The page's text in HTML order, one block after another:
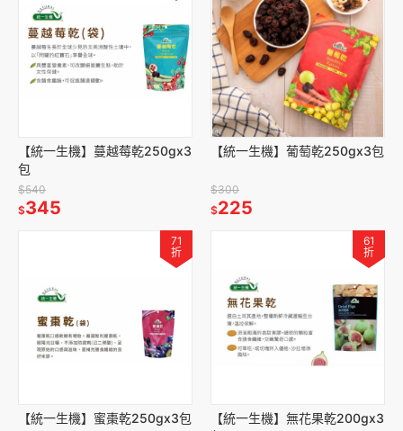
【統一生機】蔓越莓乾250gx3
包
$540
$345
【統一生機】葡萄乾250gx3包
$300
$225
71
折
【統一生機】蜜棗乾250gx3包
61
折
【統一生機】無花果乾200gx3